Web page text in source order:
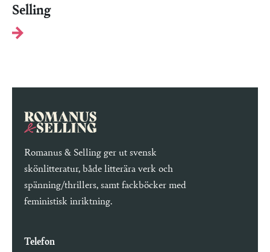
Selling
Romanus & Selling ger ut svensk
skönlitteratur, både litterära verk och
spänning/thrillers, samt fackböcker med
feministisk inriktning.
Telefon